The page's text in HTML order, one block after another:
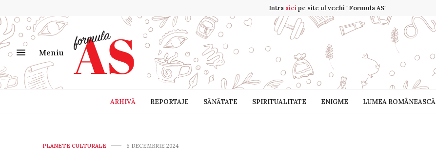
Intra aicipe site ul vechi "Formula AS"
Meniu
ARHIVĂ REPORTAJE SĂNĂTATE SPIRITUALITATE ENIGME LUMEA ROMÂNEASCĂ
PLANETE CULTURALE 6 DECEMBRIE 2024